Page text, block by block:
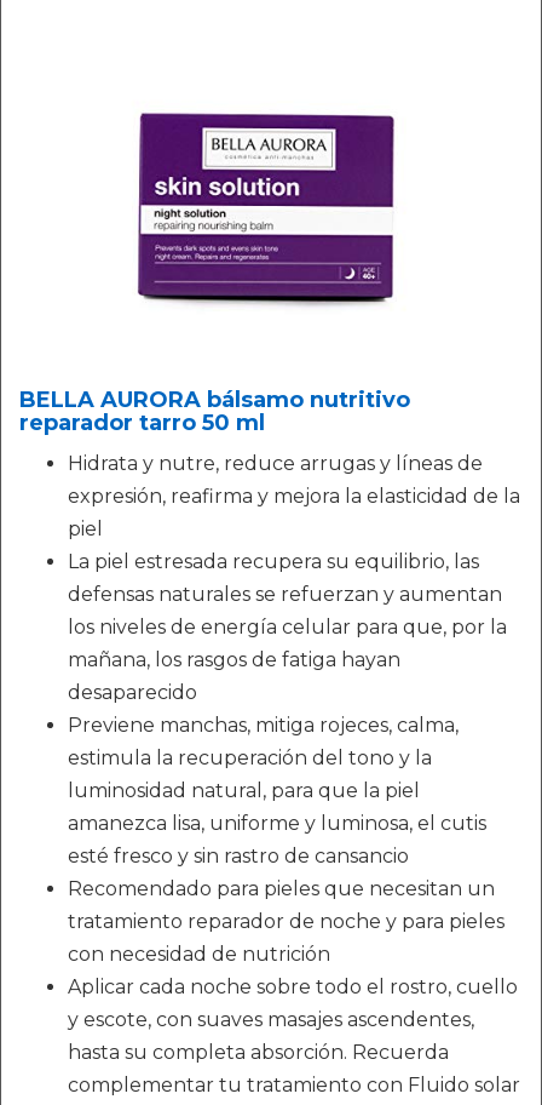
BELLA AURORA bálsamo nutritivo
reparador tarro 50 ml
Hidrata y nutre, reduce arrugas y líneas de
expresión, reafirma y mejora la elasticidad de la
piel
La piel estresada recupera su equilibrio, las
defensas naturales se refuerzan y aumentan
los niveles de energía celular para que, por la
mañana, los rasgos de fatiga hayan
desaparecido
Previene manchas, mitiga rojeces, calma,
estimula la recuperación del tono y la
luminosidad natural, para que la piel
amanezca lisa, uniforme y luminosa, el cutis
esté fresco y sin rastro de cansancio
Recomendado para pieles que necesitan un
tratamiento reparador de noche y para pieles
con necesidad de nutrición
Aplicar cada noche sobre todo el rostro, cuello
y escote, con suaves masajes ascendentes,
hasta su completa absorción. Recuerda
complementar tu tratamiento con Fluido solar